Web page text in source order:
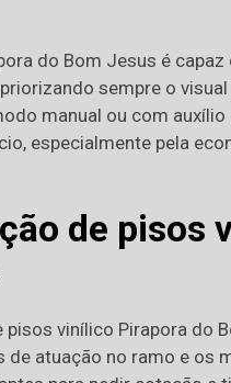
do Bom Jesus é
sempre o
manual ou com
especialmente pela
de pisos
vinílico Pirapora do
atuação no ramo e os